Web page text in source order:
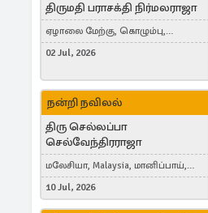
திருமதி பராசக்தி நிர்மலராஜா
ஏழாலை மேற்கு, கொழும்பு,
தங்காலை, London, United Kingdom
02 Jul, 2026
நன்றி நவிலல்
திரு செல்லப்பா
செல்வேந்திரராஜா
மலேசியா, Malaysia, மானிப்பாய்,
Duisburg, Germany, London, United
Kingdom
10 Jul, 2026